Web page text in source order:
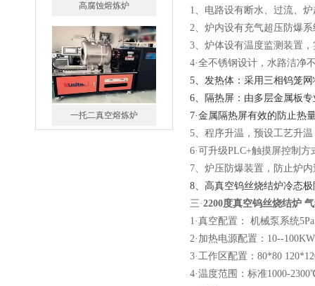
高腐蚀熔炼炉
一托二真空熔炼炉
1、电路设有断水、过流、
2、炉内设有充气超压防爆系
3、炉体设有温度监测装置
4·全不锈钢设计，水路洁净
5、发热体：采用三相钨笼
6、隔热屏：由多层金属板
7·金属隔热屏有效的防止热
5、程序升温，预设工艺升
6·可升级PLC+触摸屏控制
7、炉压防爆装置，防
8、高真空钨丝烧结炉冷态
三·2200度真空钨丝烧结炉
1·真空配置： 机械泵系统
2·加热电源配置：10--
3·工作区配置：80*80
4·温度范围：标准1000-